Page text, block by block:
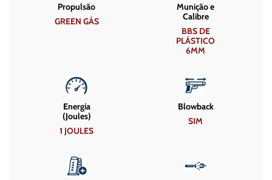
Propulsão
GREEN GÁS
Munição e
Calibre
BBS DE
PLÁSTICO
6MM
Energia
(Joules)
1 JOULES
Blowback
SIM